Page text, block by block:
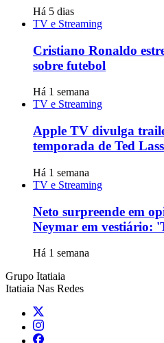
Há 5 dias
TV e Streaming
Cristiano Ronaldo
sobre futebol
Há 1 semana
TV e Streaming
Apple TV divulga
temporada de Ted
Há 1 semana
TV e Streaming
Neto surpreende em
Neymar em vestiário:
Há 1 semana
Grupo Itatiaia
Itatiaia Nas Redes